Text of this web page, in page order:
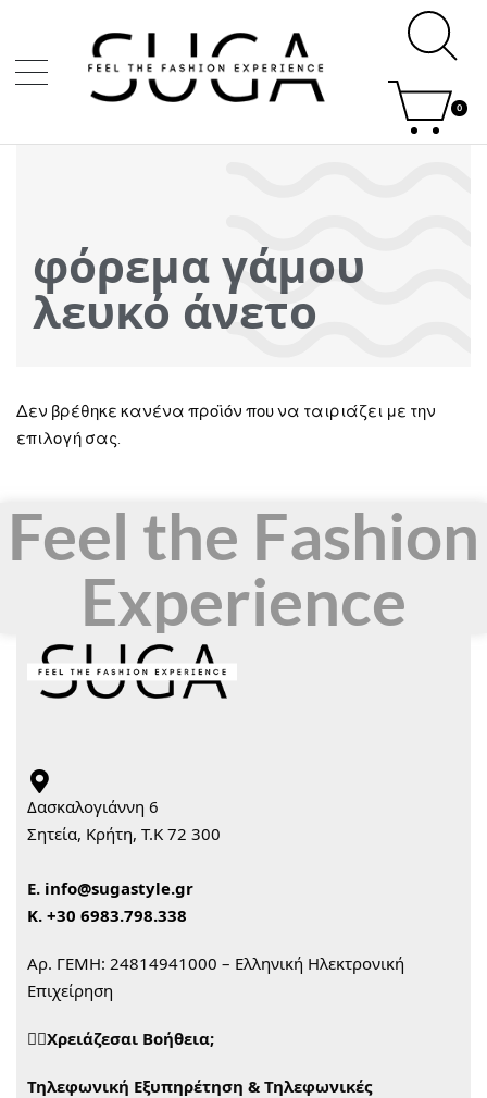
0
φόρεμα γάμου
λευκό άνετο
Δεν βρέθηκε κανένα προϊόν που να ταιριάζει με την
επιλογή σας.
Feel the Fashion
Experience
Δασκαλογιάννη 6
Σητεία, Κρήτη, Τ.Κ 72 300
Ε. info@sugastyle.gr
Κ. +30 6983.798.338
Αρ. ΓΕΜΗ: 24814941000 – Ελληνική Ηλεκτρονική
Επιχείρηση
🙋‍♀️Χρειάζεσαι Βοήθεια;
Τηλεφωνική Εξυπηρέτηση & Τηλεφωνικές